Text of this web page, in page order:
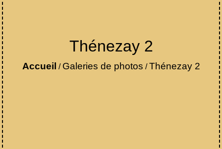
Thénezay 2
Accueil / Galeries de photos /Thénezay 2